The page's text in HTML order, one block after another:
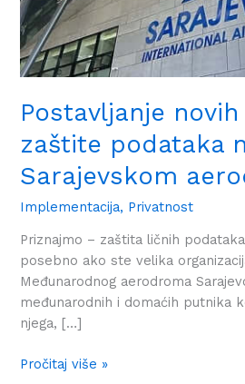
Postavljanje
zaštite podataka
Sarajevskom
Implementacija, Privatnost
Priznajmo – zaštita ličnih
posebno ako ste velika
Međunarodnog aerodroma
međunarodnih i domaćih putnika
njega, […]
Pročitaj više »